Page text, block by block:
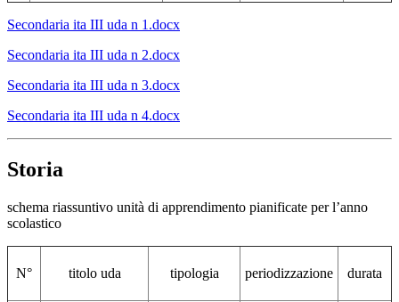
Secondaria ita III uda n 1.docx
Secondaria ita III uda n 2.docx
Secondaria ita III uda n 3.docx
Secondaria ita III uda n 4.docx
Storia
schema riassuntivo unità di apprendimento pianificate per l’anno
scolastico
N° titolo uda tipologia periodizzazione durata